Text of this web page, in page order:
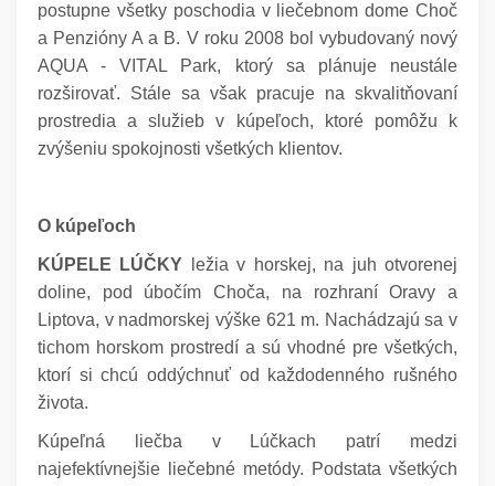
postupne všetky poschodia v liečebnom dome Choč
a Penzióny A a B. V roku 2008 bol vybudovaný nový
AQUA - VITAL Park, ktorý sa plánuje neustále
rozširovať. Stále sa však pracuje na skvalitňovaní
prostredia a služieb v kúpeľoch, ktoré pomôžu k
zvýšeniu spokojnosti všetkých klientov.
O kúpeľoch
KÚPELE LÚČKY ležia v horskej, na juh otvorenej
doline, pod úbočím Choča, na rozhraní Oravy a
Liptova, v nadmorskej výške 621 m. Nachádzajú sa v
tichom horskom prostredí a sú vhodné pre všetkých,
ktorí si chcú oddýchnuť od každodenného rušného
života.
Kúpeľná liečba v Lúčkach patrí medzi
najefektívnejšie liečebné metódy. Podstata všetkých